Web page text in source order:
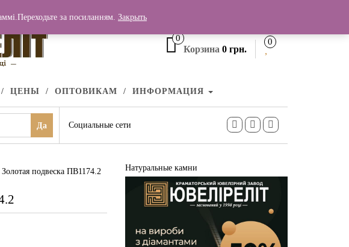
0
Корзина 0 грн.
0
ЦЕНЫ ОПТОВИКАМ ИНФОРМАЦИЯ
Да Социальные сети
Золотая подвеска ПВ1174.2 Натуральные камни
за посиланням. Закрыть